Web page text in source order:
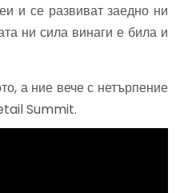
и се развиват заедно ни
ни сила винаги е била и
а ние вече с нетърпение
Summit.